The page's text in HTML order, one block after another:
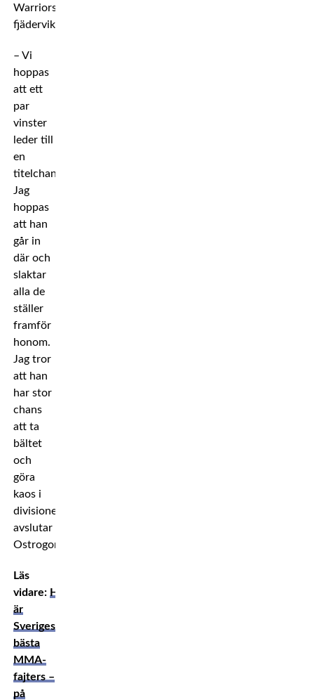
Warriors
fjäderviktsdivision.
– Vi
hoppas
att ett
par
vinster
leder till
en
titelchans.
Jag
hoppas
att han
går in
där och
slaktar
alla de
ställer
framför
honom.
Jag tror
att han
har stor
chans
att ta
bältet
och
göra
kaos i
divisionen,
avslutar
Ostrogonac.
Läs
vidare: Här
är
Sveriges
bästa
MMA-
fajters –
på